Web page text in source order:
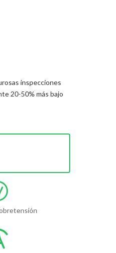
inspecciones
20-50% más bajo